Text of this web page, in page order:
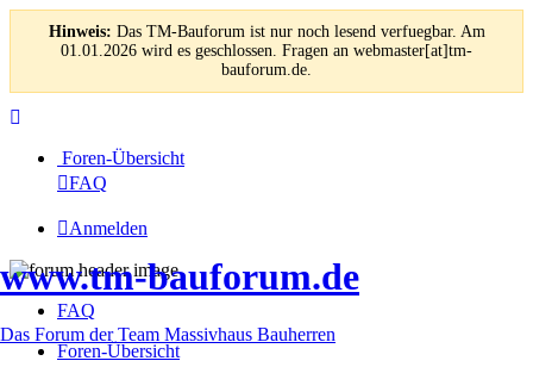
Hinweis: Das TM-Bauforum ist nur noch lesend verfuegbar. Am
01.01.2026 wird es geschlossen. Fragen an webmaster[at]tm-
bauforum.de.
Foren-Übersicht
FAQ
Anmelden
www.tm-bauforum.de
Das Forum der Team Massivhaus Bauherren
FAQ
Foren-Übersicht